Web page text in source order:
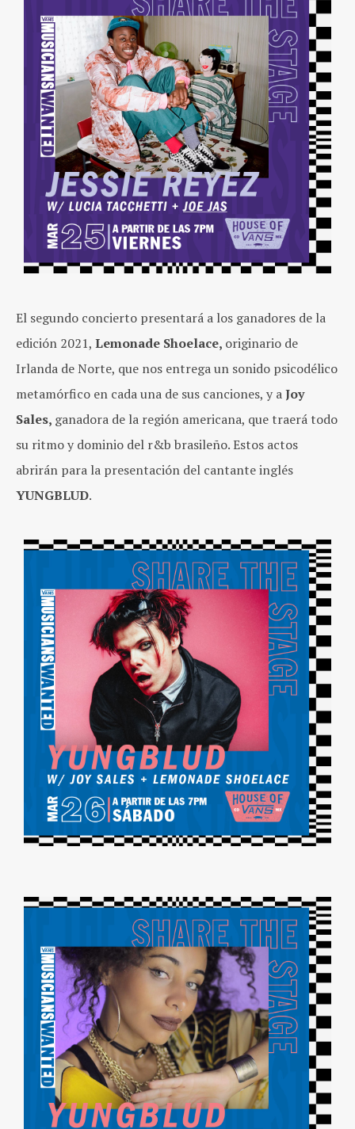
El segundo concierto presentará a los ganadores de la
edición 2021, Lemonade Shoelace, originario de
Irlanda de Norte, que nos entrega un sonido psicodélico
metamórfico en cada una de sus canciones, y aJoy
Sales, ganadora de la región americana, que traerá todo
su ritmo y dominio del r&b brasileño. Estos actos
abrirán para la presentación del cantante inglés
YUNGBLUD.